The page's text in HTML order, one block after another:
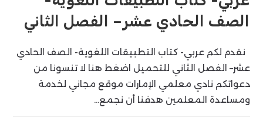
الصف الحادي عشر– الفصل الثاني
نقدم لكم عربي- كتاب التطبيقات اللغوية- الصف الحادي
عشر– الفصل الثاني للتحميل اضغط هنا لا تنسونا من
دعواتكم نادي معلمي الإمارات موقع مجاني لخدمة
ومساعدة المعلمين هدفنا أن نجمع…